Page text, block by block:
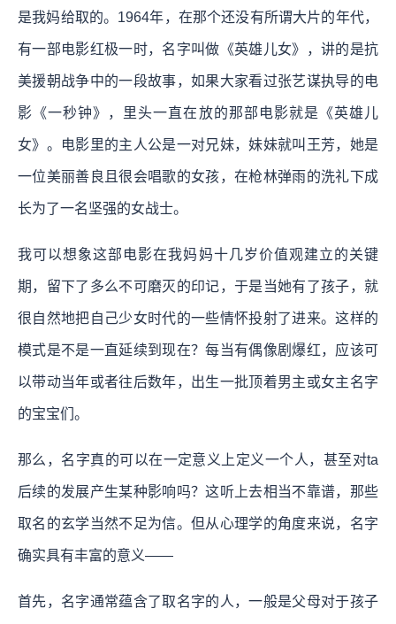
是我妈给取的。1964年，在那个还没有所谓大片的年代，
有一部电影红极一时，名字叫做《英雄儿女》，讲的是抗
美援朝战争中的一段故事，如果大家看过张艺谋执导的电
影《一秒钟》，里头一直在放的那部电影就是《英雄儿
女》。电影里的主人公是一对兄妹，妹妹就叫王芳，她是
一位美丽善良且很会唱歌的女孩，在枪林弹雨的洗礼下成
长为了一名坚强的女战士。
我可以想象这部电影在我妈妈十几岁价值观建立的关键
期，留下了多么不可磨灭的印记，于是当她有了孩子，就
很自然地把自己少女时代的一些情怀投射了进来。这样的
模式是不是一直延续到现在？每当有偶像剧爆红，应该可
以带动当年或者往后数年，出生一批顶着男主或女主名字
的宝宝们。
那么，名字真的可以在一定意义上定义一个人，甚至对ta
后续的发展产生某种影响吗？这听上去相当不靠谱，那些
取名的玄学当然不足为信。但从心理学的角度来说，名字
确实具有丰富的意义——
首先，名字通常蕴含了取名字的人，一般是父母对于孩子